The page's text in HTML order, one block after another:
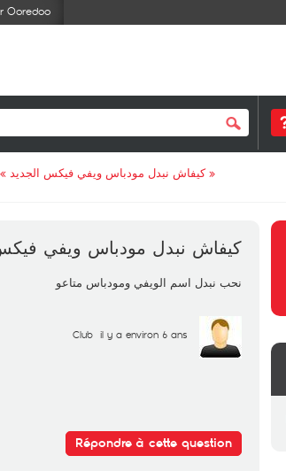
Ooredoo
كيفاش نبدل مودباس ويفي فيكس الجديد»
كيفاش نبدل مودباس ويفي
نحب نبدل اسم الويفي ومودباس متاعو
Club il y a environ 6 ans
Répondre à cette question